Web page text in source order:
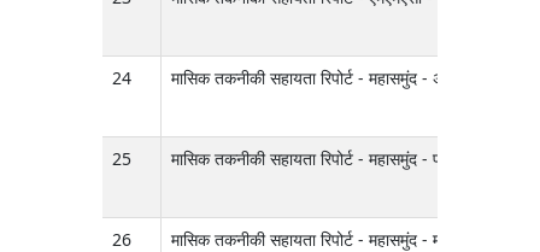
24 मासिक तकनीकी सहायता रिपोर्ट - महासमुंद - अप्रैल 2025
25 मासिक तकनीकी सहायता रिपोर्ट - महासमुंद - फरवरी 2025
26 मासिक तकनीकी सहायता रिपोर्ट - महासमुंद - मार्च 2025